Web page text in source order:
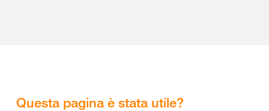
Questa pagina è stata utile?